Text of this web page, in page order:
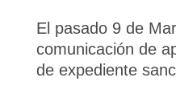
El pasado 9 de
comunicación de
de expediente